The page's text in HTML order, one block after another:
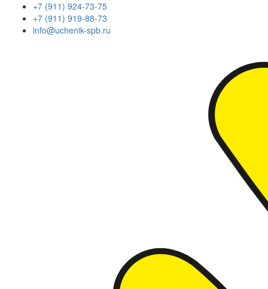
+7 (911) 924-73-75
+7 (911) 919-88-73
info@uchenik-spb.ru